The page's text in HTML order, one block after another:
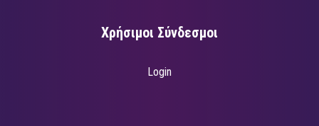
Χρήσιμοι Σύνδεσμοι
Login